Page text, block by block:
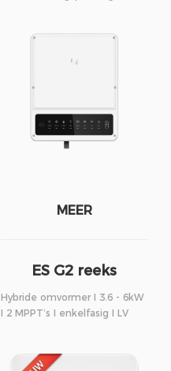
MEER
ES G2 reeks
Hybride omvormer I 3.6 - 6kW
I 2 MPPT’s I enkelfasig I LV